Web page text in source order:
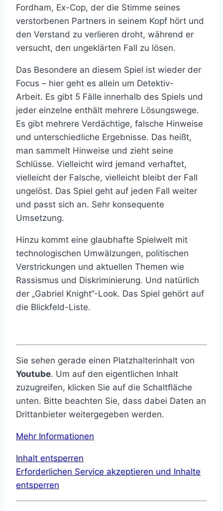
Fordham, Ex-Cop, der die Stimme seines
verstorbenen Partners in seinem Kopf hört und
den Verstand zu verlieren droht, während er
versucht, den ungeklärten Fall zu lösen.
Das Besondere an diesem Spiel ist wieder der
Focus – hier geht es allein um Detektiv-
Arbeit. Es gibt 5 Fälle innerhalb des Spiels und
jeder einzelne enthält mehrere Lösungswege.
Es gibt mehrere Verdächtige, falsche Hinweise
und unterschiedliche Ergebnisse. Das heißt,
man sammelt Hinweise und zieht seine
Schlüsse. Vielleicht wird jemand verhaftet,
vielleicht der Falsche, vielleicht bleibt der Fall
ungelöst. Das Spiel geht auf jeden Fall weiter
und passt sich an. Sehr konsequente
Umsetzung.
Hinzu kommt eine glaubhafte Spielwelt mit
technologischen Umwälzungen, politischen
Verstrickungen und aktuellen Themen wie
Rassismus und Diskriminierung. Und natürlich
der „Gabriel Knight“-Look. Das Spiel gehört auf
die Blickfeld-Liste.
Sie sehen gerade einen Platzhalterinhalt von
Youtube. Um auf den eigentlichen Inhalt
zuzugreifen, klicken Sie auf die Schaltfläche
unten. Bitte beachten Sie, dass dabei Daten an
Drittanbieter weitergegeben werden.
Mehr Informationen
Inhalt entsperren
Erforderlichen Service akzeptieren und Inhalte
entsperren